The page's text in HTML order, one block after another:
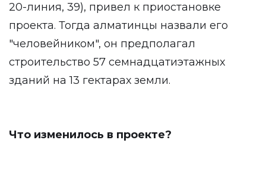
20-линия, 39), привел к приостановке
проекта. Тогда алматинцы назвали его
"человейником", он предполагал
строительство 57 семнадцатиэтажных
зданий на 13 гектарах земли.
Что изменилось в проекте?